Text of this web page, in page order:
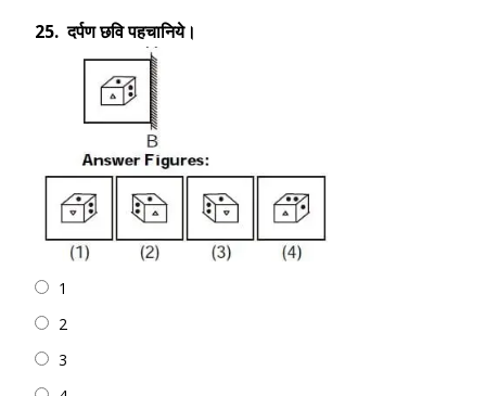
25. दर्पण छवि पहचानिये।
1
2
3